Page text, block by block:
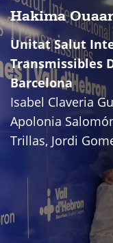
Hakima
Unitat Salut
Transmissibles
Barcelona
Isabel Claveria
Apolonia
Trillas, Jordi